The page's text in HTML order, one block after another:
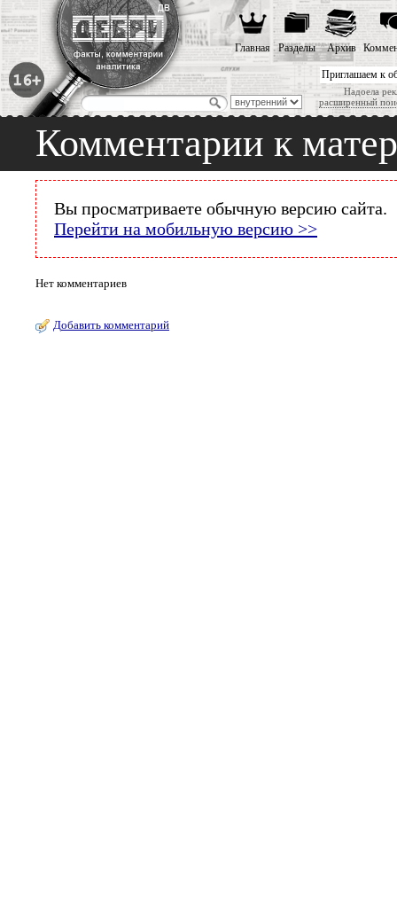
Приглашаем к
Надоела
расширенный
Главная Разделы Архив
Комментарии к
Вы просматриваете обычную версию сайта.
Перейти на мобильную версию >>
Нет комментариев
Добавить комментарий